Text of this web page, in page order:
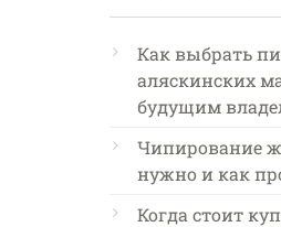
Как выбрать
аляскинских
будущим
Чипирование
нужно и как
Когда стоит